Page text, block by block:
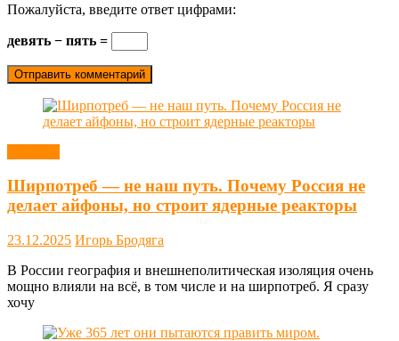
Пожалуйста, введите ответ цифрами:
девять − пять =
Ширпотреб — не наш путь. Почему Россия не
делает айфоны, но строит ядерные реакторы
23.12.2025 Игорь Бродяга
В России география и внешнеполитическая изоляция очень
мощно влияли на всё, в том числе и на ширпотреб. Я сразу
хочу